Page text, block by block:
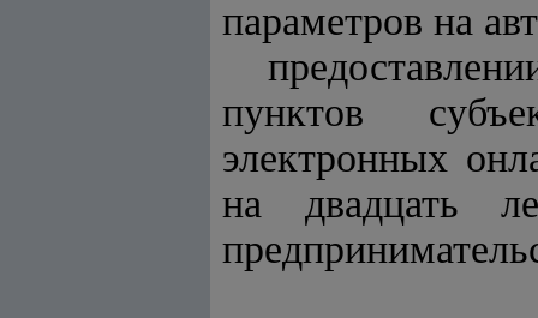
параметров на
пунктов
электронных
на двадцать